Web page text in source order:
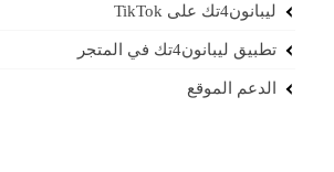
ليبانون4تك على TikTok
تطبيق ليبانون4تك في المتجر
الدعم الموقع